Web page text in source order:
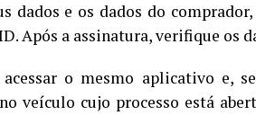
dados e os dados do
Após a assinatura, verifique os
acessar o mesmo aplicativo e,
veículo cujo processo está